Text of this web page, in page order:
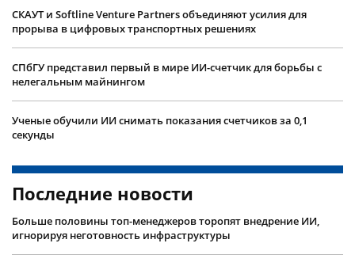
СКАУТ и Softline Venture Partners объединяют усилия для
прорыва в цифровых транспортных решениях
СПбГУ представил первый в мире ИИ-счетчик для борьбы с
нелегальным майнингом
Ученые обучили ИИ снимать показания счетчиков за 0,1
секунды
Последние новости
Больше половины топ-менеджеров торопят внедрение ИИ,
игнорируя неготовность инфраструктуры